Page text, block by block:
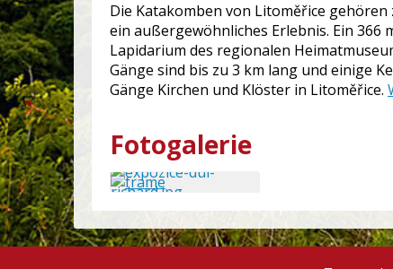
Die Katakomben von Litoměřice
ein außergewöhnliches Erlebnis. Ein 366
Lapidarium des regionalen
Gänge sind bis zu 3 km lang und einige
Gänge Kirchen und Klöster in Litoměřice.
Fotogalerie